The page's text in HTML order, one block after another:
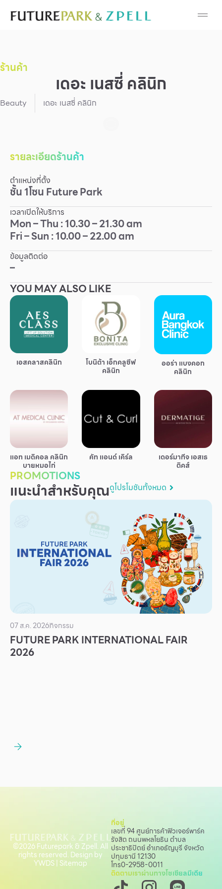
Cosmetic
Fashion
Food
Gold & Jewelry
IT
Mobile
Other
Service
Superstores
สมาชิก F-MEMBER
กิจกรรมและโปรโมชั่น
มีอะไรใหม่
บริการ
เพื่อสังคม
ฟิวเจอร์ซิตี้
IR
ร่วมงานกับเรา
สิทธิประโยชน์ที่ฟิวเจอร์พาร์ค
ร้านค้า
เดอะ เนสซี่ คลินิก
Beauty เดอะ เนสซี่ คลินิก
รายละเอียดร้านค้า
ตำแหน่งที่ตั้ง
ชั้น1โซนFuture Park
เวลาเปิดให้บริการ
Mon – Thu : 10.30 – 21.30 am
Fri – Sun : 10.00 – 22.00 am
ข้อมูลติดต่อ
–
YOU MAY ALSO LIKE
เอสคลาสคลินิก โบนิต้า เอ็กคลูซีฟ
คลินิก
ออร่า แบงคอก
คลินิก
แอท เมดิคอล คลินิก
บายหมอไก่
คัท แอนด์ เคิร์ล เดอร์มาทีจ เอสเธ
ติคส์
PROMOTIONS
แนะนำสำหรับคุณดูโปรโมชันทั้งหมด
07 ส.ค. 2026กิจกรรม
FUTURE PARK INTERNATIONAL FAIR
2026
ที่อยู่
เลขที่ 94 ศูนย์การค้าฟิวเจอร์พาร์ค
รังสิต ถนนพหลโยธิน ตำบล
ประชาธิปัตย์ อำเภอธัญบุรี จังหวัด
ปทุมธานี 12130
โทร0-2958-0011
ติดตามเราผ่านทางโซเชียลมีเดีย
©2026 Futurepark & Zpell. All
rights reserved. Design by
YWDS| Sitemap